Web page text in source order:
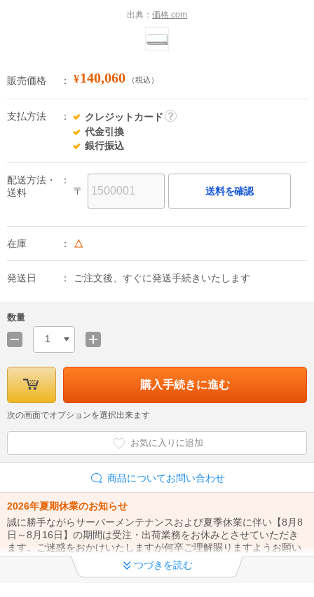
出典： 価格.com
販売価格 ¥140,060 （税込）
支払方法
クレジットカード
代金引換
銀行振込
配送方法・
送料
〒 送料を確認
在庫 △
発送日 ご注文後、すぐに発送手続きいたします
数量
1
購入手続きに進む
次の画面でオプションを選択出来ます
お気に入りに追加
商品についてお問い合わせ
2026年夏期休業のお知らせ
誠に勝手ながらサーバーメンテナンスおよび夏季休業に伴い【8月8
日～8月16日】の期間は受注・出荷業務をお休みとさせていただき
ます。ご迷惑をおかけいたしますが何卒ご理解賜りますようお願い
申し上げます。
つづきを読む